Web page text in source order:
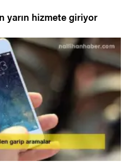
yarın hizmete giriyor